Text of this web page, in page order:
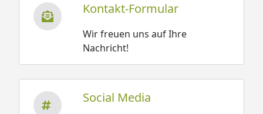
Kontakt-Formular
Wir freuen uns auf Ihre
Nachricht!
Social Media